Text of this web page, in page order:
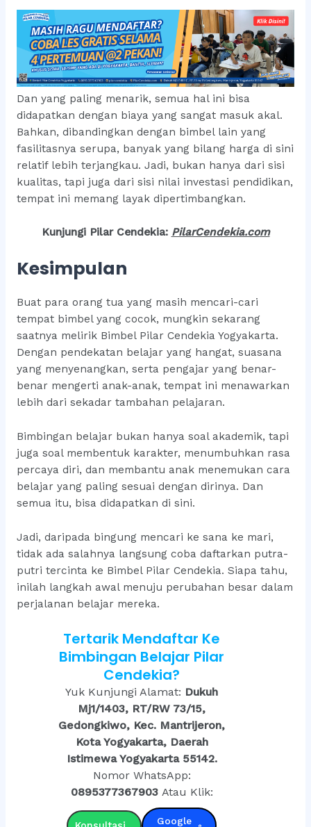
Dan yang paling menarik, semua hal ini bisa
didapatkan dengan biaya yang sangat masuk akal.
Bahkan, dibandingkan dengan bimbel lain yang
fasilitasnya serupa, banyak yang bilang harga di sini
relatif lebih terjangkau. Jadi, bukan hanya dari sisi
kualitas, tapi juga dari sisi nilai investasi pendidikan,
tempat ini memang layak dipertimbangkan.
Kunjungi Pilar Cendekia: PilarCendekia.com
Kesimpulan
Buat para orang tua yang masih mencari-cari
tempat bimbel yang cocok, mungkin sekarang
saatnya melirik Bimbel Pilar Cendekia Yogyakarta.
Dengan pendekatan belajar yang hangat, suasana
yang menyenangkan, serta pengajar yang benar-
benar mengerti anak-anak, tempat ini menawarkan
lebih dari sekadar tambahan pelajaran.
Bimbingan belajar bukan hanya soal akademik, tapi
juga soal membentuk karakter, menumbuhkan rasa
percaya diri, dan membantu anak menemukan cara
belajar yang paling sesuai dengan dirinya. Dan
semua itu, bisa didapatkan di sini.
Jadi, daripada bingung mencari ke sana ke mari,
tidak ada salahnya langsung coba daftarkan putra-
putri tercinta ke Bimbel Pilar Cendekia. Siapa tahu,
inilah langkah awal menuju perubahan besar dalam
perjalanan belajar mereka.
Tertarik Mendaftar Ke
Bimbingan Belajar Pilar
Cendekia?
Yuk Kunjungi Alamat: Dukuh
Mj1/1403, RT/RW 73/15,
Gedongkiwo, Kec. Mantrijeron,
Kota Yogyakarta, Daerah
Istimewa Yogyakarta 55142.
Nomor WhatsApp:
0895377367903 Atau Klik:
Google